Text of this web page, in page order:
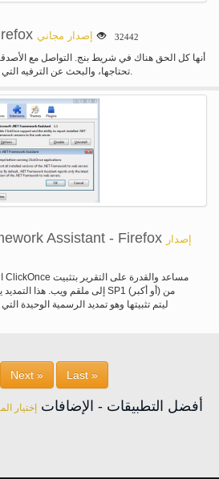
الإعلانات التي تقدم نفسها قبل وأثناء تشغيل
أخذ هذا في الاعتبار ووضع إجراءات التي
الإعلانات. إذا لم تتح لك فرصة لاستخدام ملحق
المتاحة في السوق اليوم، فإنه ينصح بشدة لك
إصدار مجاني 32442
أنها كل الحق هناك في شريط بنج. التواصل مع
تحتاجها، والبحث عن الترفيه التي تريدها، كل ذلك دون ترك الصفحة.
Assistant - Firefox إصدار
Next » Last »
أفضل التطبيقات - الإضافات إختيار